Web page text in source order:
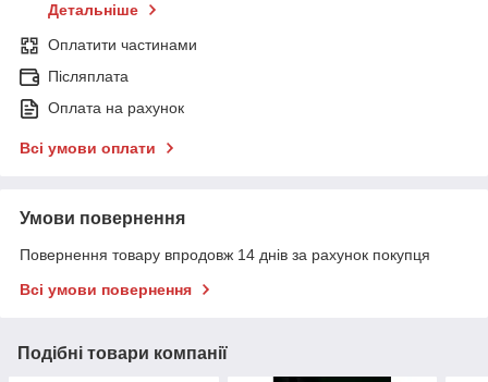
Детальніше
Оплатити частинами
Післяплата
Оплата на рахунок
Всі умови оплати
Умови повернення
Повернення товару впродовж 14 днів за рахунок покупця
Всі умови повернення
Подібні товари компанії